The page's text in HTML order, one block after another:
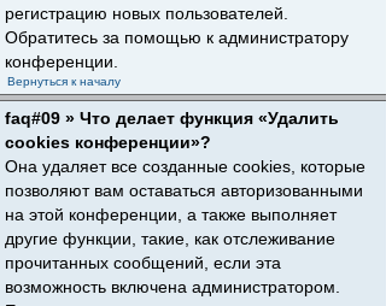
регистрацию новых пользователей.
Обратитесь за помощью к администратору
конференции.
Вернуться к началу
faq#09 » Что делает функция «Удалить
cookies конференции»?
Она удаляет все созданные cookies, которые
позволяют вам оставаться авторизованными
на этой конференции, а также выполняет
другие функции, такие, как отслеживание
прочитанных сообщений, если эта
возможность включена администратором.